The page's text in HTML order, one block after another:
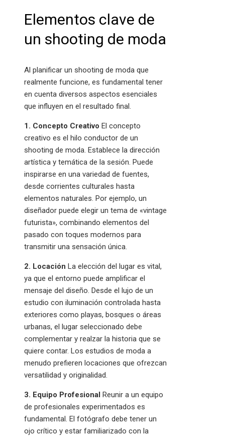
Elementos clave de
un shooting de moda
Al planificar un shooting de moda que
realmente funcione, es fundamental tener
en cuenta diversos aspectos esenciales
que influyen en el resultado final.
1. Concepto Creativo El concepto
creativo es el hilo conductor de un
shooting de moda. Establece la dirección
artística y temática de la sesión. Puede
inspirarse en una variedad de fuentes,
desde corrientes culturales hasta
elementos naturales. Por ejemplo, un
diseñador puede elegir un tema de «vintage
futurista», combinando elementos del
pasado con toques modernos para
transmitir una sensación única.
2. Locación La elección del lugar es vital,
ya que el entorno puede amplificar el
mensaje del diseño. Desde el lujo de un
estudio con iluminación controlada hasta
exteriores como playas, bosques o áreas
urbanas, el lugar seleccionado debe
complementar y realzar la historia que se
quiere contar. Los estudios de moda a
menudo prefieren locaciones que ofrezcan
versatilidad y originalidad.
3. Equipo Profesional Reunir a un equipo
de profesionales experimentados es
fundamental. El fotógrafo debe tener un
ojo crítico y estar familiarizado con la